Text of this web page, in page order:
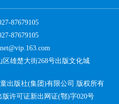
87679105
87679105
雄楚大街268号出版文化城
出版社(集团)有限公司 版权所有
版许可证新出网证(鄂)字020号